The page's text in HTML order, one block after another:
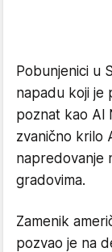
Pobunjenici u
napadu koji je
poznat kao Al
zvanično krilo
napredovanje
gradovima.
Zamenik
pozvao je na